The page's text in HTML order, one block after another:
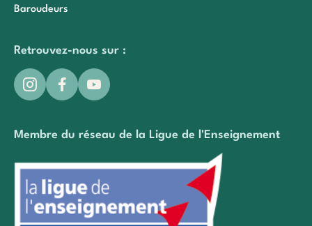
Baroudeurs
Retrouvez-nous sur :
Membre du réseau de la Ligue de l'Enseignement